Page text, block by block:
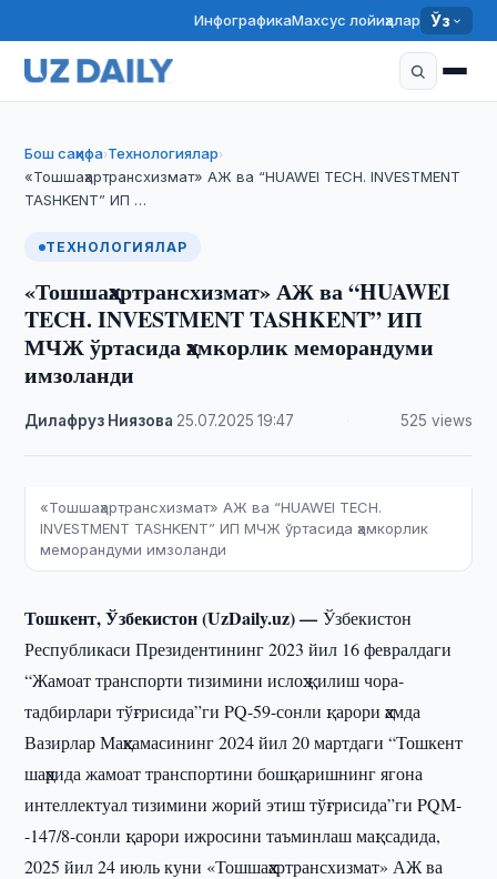
ИнфографикаМахсус лойиҳалар Ўз
Бош саҳифа›Технологиялар›
«Тошшаҳартрансхизмат» АЖ ва “HUAWEI TECH. INVESTMENT
TASHKENT” ИП …
ТЕХНОЛОГИЯЛАР
«Тошшаҳартрансхизмат» АЖ ва “HUAWEI
TECH. INVESTMENT TASHKENT” ИП
МЧЖ ўртасида ҳамкорлик меморандуми
имзоланди
Дилафруз Ниязова 25.07.2025 ·19:47 525 views
«Тошшаҳартрансхизмат» АЖ ва “HUAWEI TECH.
INVESTMENT TASHKENT” ИП МЧЖ ўртасида ҳамкорлик
меморандуми имзоланди
Тошкент, Ўзбекистон (UzDaily.uz) —Ўзбекистон
Республикаси Президентининг 2023 йил 16 февралдаги
“Жамоат транспорти тизимини ислоҳ қилиш чора-
тадбирлари тўғрисида”ги PQ-59-сонли қарори ҳамда
Вазирлар Маҳкамасининг 2024 йил 20 мартдаги “Тошкент
шаҳрида жамоат транспортини бошқаришнинг ягона
интеллектуал тизимини жорий этиш тўғрисида”ги PQM-
-147/8-сонли қарори ижросини таъминлаш мақсадида,
2025 йил 24 июль куни «Тошшаҳартрансхизмат» АЖ ва